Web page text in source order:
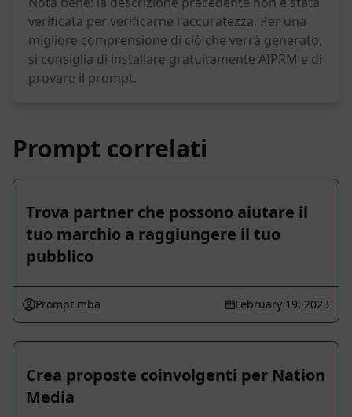
verificata per verificarne l'accuratezza. Per una
migliore comprensione di ciò che verrà generato,
si consiglia di installare gratuitamente AIPRM e di
provare il prompt.
Prompt correlati
Trova partner che possono aiutare il
tuo marchio a raggiungere il tuo
pubblico
Prompt.mba February 19, 2023
Crea proposte coinvolgenti per Nation
Media